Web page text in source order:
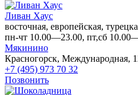
Ливан Хаус
восточная, европейская,
пн-чт 10.00—23.00, пт,сб
Мякинино
Красногорск, Международная,
+7 (495) 973 70 32
Позвонить